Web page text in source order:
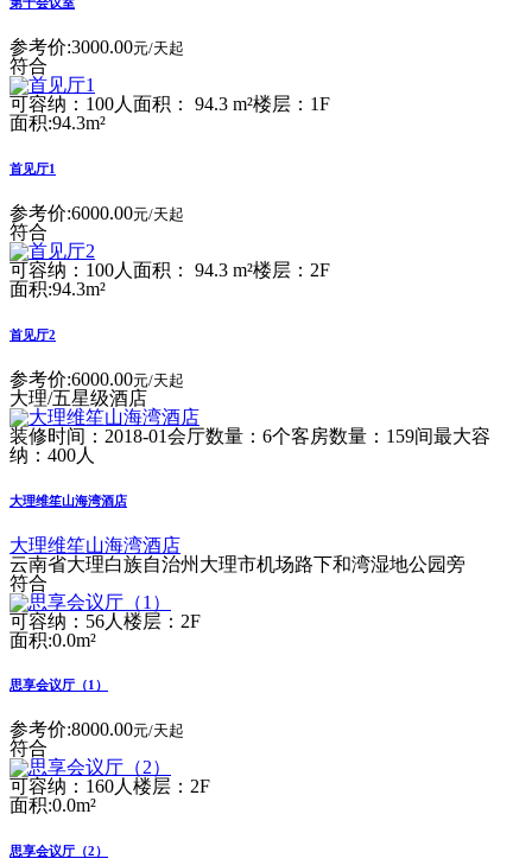
参考价:3000.00元/天起
符合
可容纳：100人 面积： 94.3 m²楼层：1F
面积:94.3m²
首见厅1
参考价:6000.00元/天起
符合
可容纳：100人 面积： 94.3 m²楼层：2F
面积:94.3m²
首见厅2
参考价:6000.00元/天起
大理/五星级酒店
装修时间：2018-01会厅数量：6个客房数量：159间最大容
纳：400人
大理维笙山海湾酒店
大理维笙山海湾酒店
云南省大理白族自治州大理市机场路下和湾湿地公园旁
符合
可容纳：56人 楼层：2F
面积:0.0m²
思享会议厅（1）
参考价:8000.00元/天起
符合
可容纳：160人楼层：2F
面积:0.0m²
思享会议厅（2）